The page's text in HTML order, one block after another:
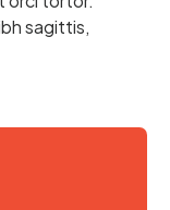
sagittis,